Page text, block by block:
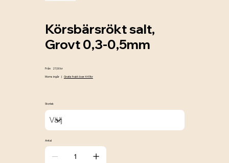
Körsbärsrökt salt,
Grovt 0,3-0,5mm
Från Pris
27,00 kr
Moms ingår | Gratis frakt över 449kr
Storlek
Antal